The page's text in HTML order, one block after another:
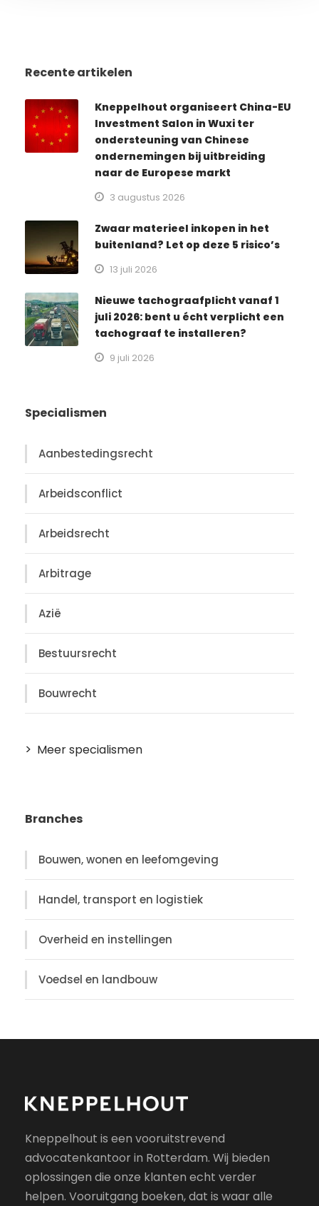
Recente artikelen
Kneppelhout organiseert China-EU
Investment Salon in Wuxi ter
ondersteuning van Chinese
ondernemingen bij uitbreiding
naar de Europese markt
3 augustus 2026
Zwaar materieel inkopen in het
buitenland? Let op deze 5 risico’s
13 juli 2026
Nieuwe tachograafplicht vanaf 1
juli 2026: bent u écht verplicht een
tachograaf te installeren?
9 juli 2026
Specialismen
Aanbestedingsrecht
Arbeidsconflict
Arbeidsrecht
Arbitrage
Azië
Bestuursrecht
Bouwrecht
Meer specialismen
Branches
Bouwen, wonen en leefomgeving
Handel, transport en logistiek
Overheid en instellingen
Voedsel en landbouw
Kneppelhout is een vooruitstrevend
advocatenkantoor in Rotterdam. Wij bieden
oplossingen die onze klanten echt verder
helpen. Vooruitgang boeken, dat is waar alle